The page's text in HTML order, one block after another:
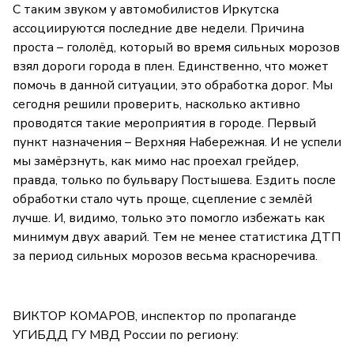
С таким звуком у автомобилистов Иркутска
ассоциируются последние две недели. Причина
проста – гололёд, который во время сильных морозов
взял дороги города в плен. Единственно, что может
помочь в данной ситуации, это обработка дорог. Мы
сегодня решили проверить, насколько активно
проводятся такие мероприятия в городе. Первый
пункт назначения – Верхняя Набережная. И не успели
мы замёрзнуть, как мимо нас проехал грейдер,
правда, только по бульвару Постышева. Ездить после
обработки стало чуть проще, сцепление с землёй
лучше. И, видимо, только это помогло избежать как
минимум двух аварий. Тем не менее статистика ДТП
за период сильных морозов весьма красноречива.
ВИКТОР КОМАРОВ, инспектор по пропаганде
УГИБДД ГУ МВД России по региону: